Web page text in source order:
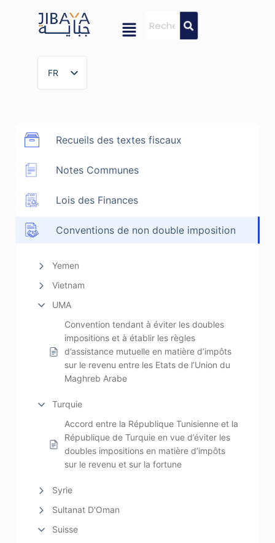
FR
FR
Recueils des textes fiscaux
Notes Communes
Lois des Finances
Conventions de non double imposition
Yemen
Vietnam
UMA
Convention tendant à éviter les doubles
impositions et à établir les règles
d’assistance mutuelle en matière d’impôts
sur le revenu entre les Etats de l’Union du
Maghreb Arabe
Turquie
Accord entre la République Tunisienne et la
République de Turquie en vue d’éviter les
doubles impositions en matière d’impôts
sur le revenu et sur la fortune
Syrie
Sultanat D'Oman
Suisse